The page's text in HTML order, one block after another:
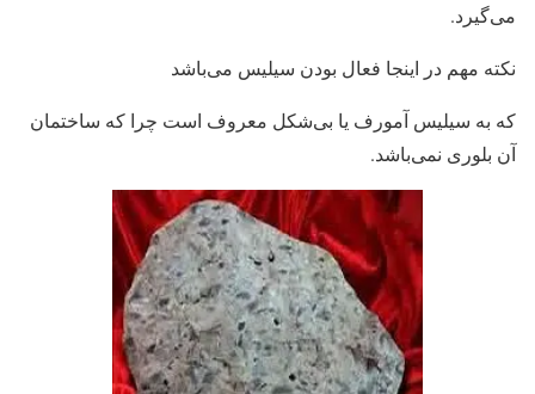
می‌گیرد.
نکته مهم در اینجا فعال بودن سیلیس می‌باشد
که به سیلیس آمورف یا بی‌شکل معروف است چرا که ساختمان
آن بلوری نمی‌باشد.